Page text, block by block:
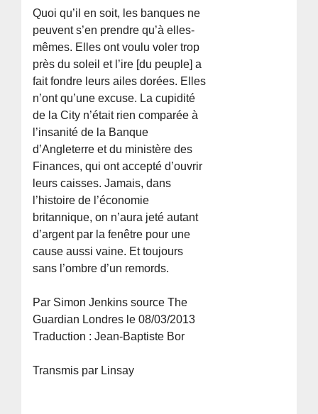
Quoi qu’il en soit, les banques ne
peuvent s’en prendre qu’à elles-
mêmes. Elles ont voulu voler trop
près du soleil et l’ire [du peuple] a
fait fondre leurs ailes dorées. Elles
n’ont qu’une excuse. La cupidité
de la City n’était rien comparée à
l’insanité de la Banque
d’Angleterre et du ministère des
Finances, qui ont accepté d’ouvrir
leurs caisses. Jamais, dans
l’histoire de l’économie
britannique, on n’aura jeté autant
d’argent par la fenêtre pour une
cause aussi vaine. Et toujours
sans l’ombre d’un remords.
Par Simon Jenkins source The
Guardian Londres le 08/03/2013
Traduction : Jean-Baptiste Bor
Transmis par Linsay